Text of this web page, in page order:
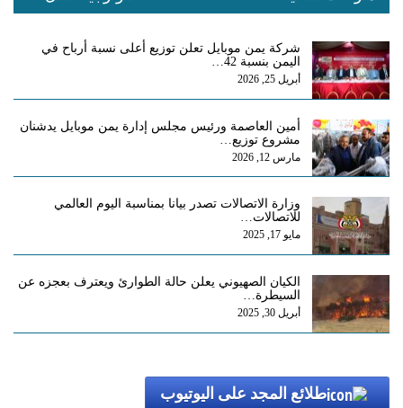
شركة يمن موبايل تعلن توزيع أعلى نسبة أرباح في
اليمن بنسبة 42…
أبريل 25, 2026
أمين العاصمة ورئيس مجلس إدارة يمن موبايل يدشنان
مشروع توزيع…
مارس 12, 2026
وزارة الاتصالات تصدر بيانا بمناسبة اليوم العالمي
للاتصالات…
مايو 17, 2025
الكيان الصهيوني يعلن حالة الطوارئ ويعترف بعجزه عن
السيطرة…
أبريل 30, 2025
طلائع المجد على اليوتيوب